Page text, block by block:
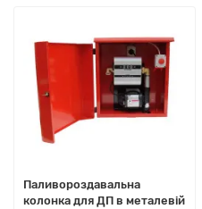
Паливороздавальна
колонка для ДП в металевій